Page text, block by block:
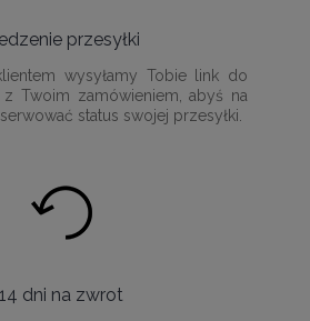
przesyłki
wysyłamy Tobie link do
Twoim zamówieniem, abyś na
status swojej przesyłki.
14 dni na zwrot